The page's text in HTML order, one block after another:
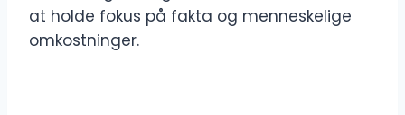
at holde fokus på fakta og menneskelige
omkostninger.